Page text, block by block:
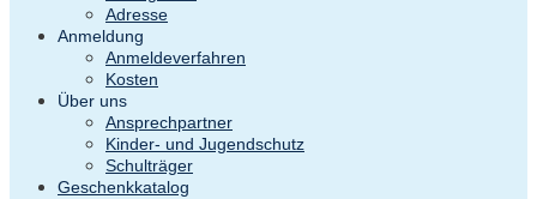
Adresse
Anmeldung
Anmeldeverfahren
Kosten
Über uns
Ansprechpartner
Kinder- und Jugendschutz
Schulträger
Geschenkkatalog